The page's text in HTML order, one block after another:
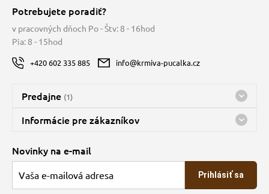
Potrebujete poradiť?
v pracovných dňoch Po - Štv: 8 - 16hod
Pia: 8 - 15hod
+420 602 335 885 info@krmiva-pucalka.cz
Predajne (1)
Predajňa a sklad Kbely
Bohužiaľ, momentálne máme zatvorené
Informácie pre zákazníkov
O spoločnosti
Veľkoobchod
Novinky na e-mail
Prihlásiť sa